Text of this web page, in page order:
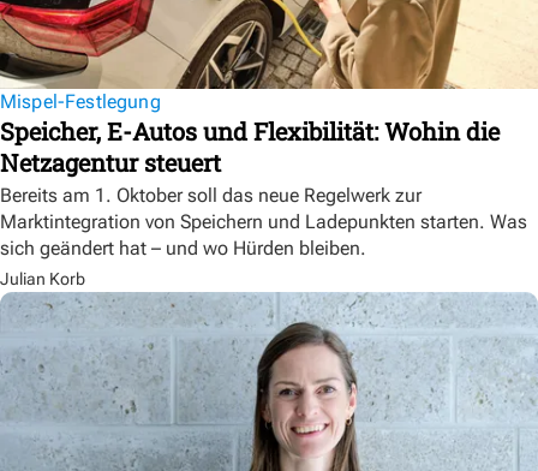
Mispel-Festlegung
Speicher, E-Autos und Flexibilität: Wohin die
Netzagentur steuert
Bereits am 1. Oktober soll das neue Regelwerk zur
Marktintegration von Speichern und Ladepunkten starten. Was
sich geändert hat – und wo Hürden bleiben.
Julian Korb